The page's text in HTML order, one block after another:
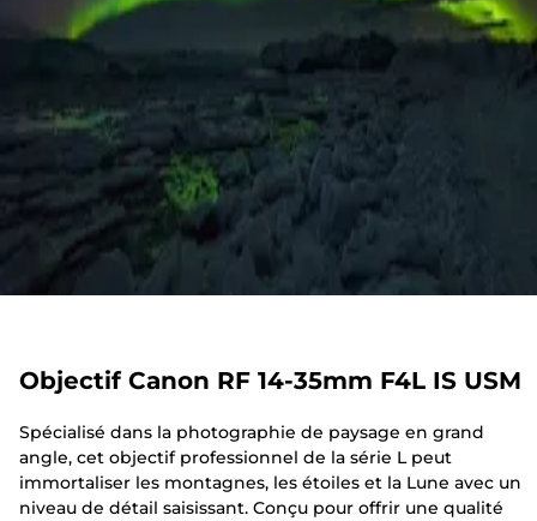
Objectif Canon RF 14-35mm F4L IS USM
Spécialisé dans la photographie de paysage en grand
angle, cet objectif professionnel de la série L peut
immortaliser les montagnes, les étoiles et la Lune avec un
niveau de détail saisissant. Conçu pour offrir une qualité